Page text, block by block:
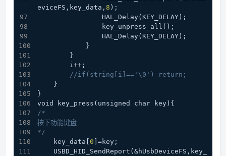
eviceFS,key_data, 8 );
                HAL_Delay(KEY_DELAY);
                key_unpress_all();
                HAL_Delay(KEY_DELAY);
            }
        }
        i++;
//if(string[i]=='\0') return;
    }
}
void key_press(unsigned char key){
/*
按下功能键盘
*/
    key_data[
0 ]=key;